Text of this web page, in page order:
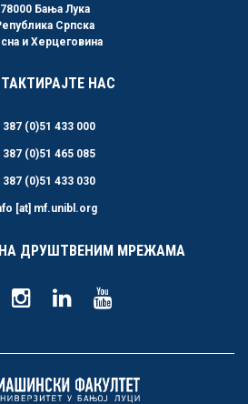
78000 Бања Лука
Српска
и Херцеговина
НАС
387 (0)51 433 000
387 (0)51 465 085
387 (0)51 433 030
[at] mf.unibl.org
ДРУШТВЕНИМ МРЕЖАМА